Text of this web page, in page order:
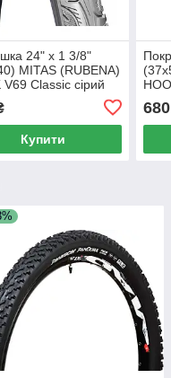
24" x 1 3/8"
MITAS (RUBENA)
V69 Classic сірий
колясок 5-
Купити
680